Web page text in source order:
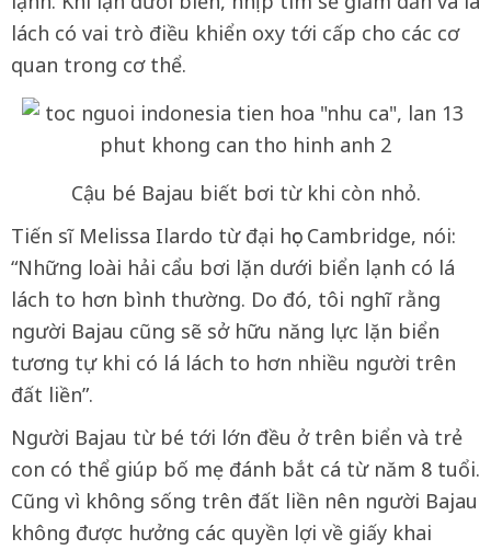
lách có vai trò điều khiển oxy tới cấp cho các cơ
quan trong cơ thể.
Cậu bé Bajau biết bơi từ khi còn nhỏ.
Tiến sĩ Melissa Ilardo từ đại học Cambridge, nói:
“Những loài hải cẩu bơi lặn dưới biển lạnh có lá
lách to hơn bình thường. Do đó, tôi nghĩ rằng
người Bajau cũng sẽ sở hữu năng lực lặn biển
tương tự khi có lá lách to hơn nhiều người trên
đất liền”.
Người Bajau từ bé tới lớn đều ở trên biển và trẻ
con có thể giúp bố mẹ đánh bắt cá từ năm 8 tuổi.
Cũng vì không sống trên đất liền nên người Bajau
không được hưởng các quyền lợi về giấy khai